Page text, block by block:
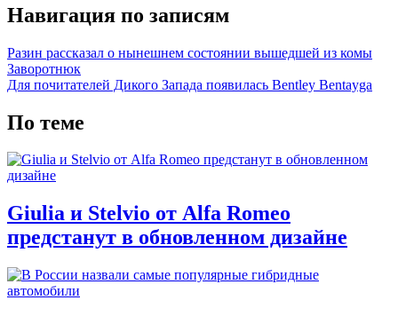
Навигация по записям
Разин рассказал о нынешнем состоянии вышедшей из комы
Заворотнюк
Для почитателей Дикого Запада появилась Bentley Bentayga
По теме
Giulia и Stelvio от Alfa Romeo
предстанут в обновленном дизайне